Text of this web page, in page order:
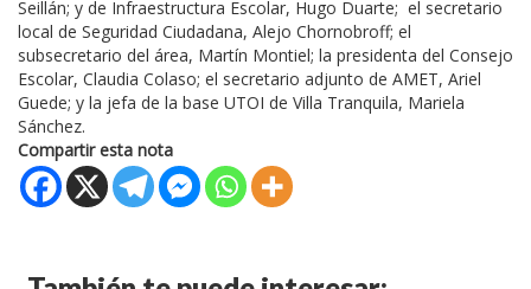
Seillán; y de Infraestructura Escolar, Hugo Duarte; el secretario
local de Seguridad Ciudadana, Alejo Chornobroff; el
subsecretario del área, Martín Montiel; la presidenta del Consejo
Escolar, Claudia Colaso; el secretario adjunto de AMET, Ariel
Guede; y la jefa de la base UTOI de Villa Tranquila, Mariela
Sánchez.
Compartir esta nota